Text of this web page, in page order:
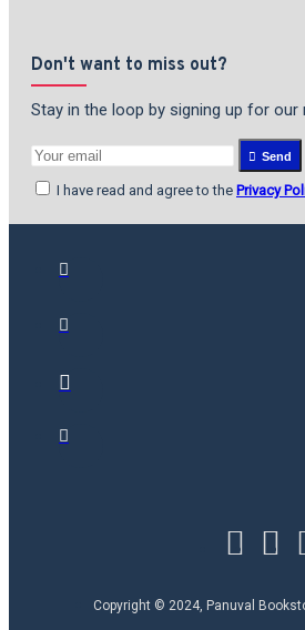
Don't want to miss out?
Stay in the loop by signing up for our
Send
I have read and agree to the Privacy
Copyright © 2024, Panuval